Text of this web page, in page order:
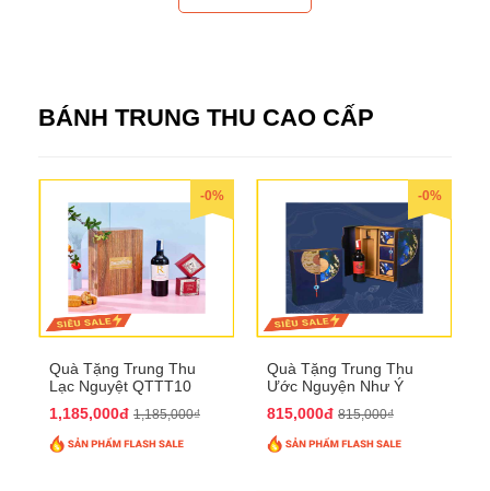
BÁNH TRUNG THU CAO CẤP
-0%
Quà Tặng Trung Thu
Lạc Nguyệt QTTT10
1,185,000đ 1,185,000₫
-0%
Quà Tặng Trung Thu
Ước Nguyện Như Ý
815,000đ 815,000₫